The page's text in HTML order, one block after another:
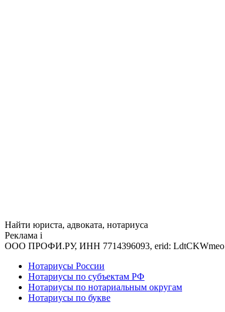
Найти юриста, адвоката, нотариуса
Реклама i
ООО ПРОФИ.РУ, ИНН 7714396093, erid: LdtCKWmeo
Нотариусы России
Нотариусы по субъектам РФ
Нотариусы по нотариальным округам
Нотариусы по букве